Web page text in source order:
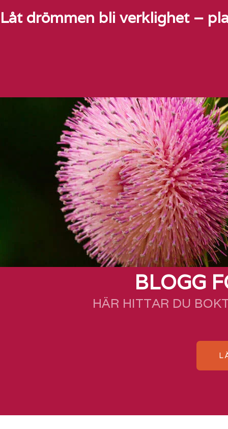
Låt drömmen bli verklighet –
BLOGG
HÄR HITTAR DU